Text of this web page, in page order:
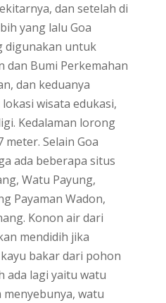
dan setelah di
yang lalu Goa
digunakan untuk
dan Bumi Perkemahan
dan keduanya
wisata edukasi,
Kedalaman lorong
meter. Selain Goa
ada beberapa situs
Watu Payung,
Payaman Wadon,
Konon air dari
mendidih jika
bakar dari pohon
ada lagi yaitu watu
watu